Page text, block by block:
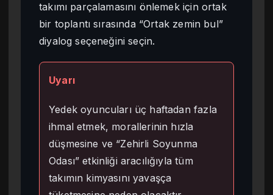
takımı parçalamasını önlemek için ortak
bir toplantı sırasında “Ortak zemin bul”
diyalog seçeneğini seçin.
Uyarı
Yedek oyuncuları üç haftadan fazla
ihmal etmek, morallerinin hızla
düşmesine ve “Zehirli Soyunma
Odası” etkinliği aracılığıyla tüm
takımın kimyasını yavaşça